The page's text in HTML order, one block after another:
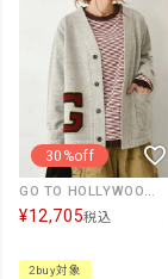
30%off
GO TO HOLLYWOOD｜ウラケ レターカーディガン [[32580404]][C]
¥12,705税込
2buy対象